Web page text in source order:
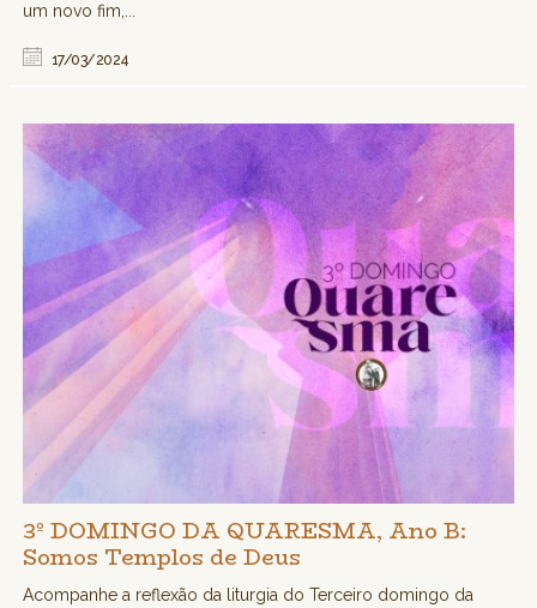
um novo fim,...
17/03/2024
3º DOMINGO DA QUARESMA, Ano B:
Somos Templos de Deus
Acompanhe a reflexão da liturgia do Terceiro domingo da